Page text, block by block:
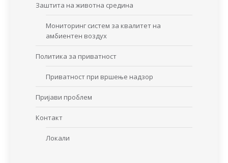
Заштита на животна средина
Мониторинг систем за квалитет на
амбиентен воздух
Политика за приватност
Приватност при вршење надзор
Пријави проблем
Контакт
Локали